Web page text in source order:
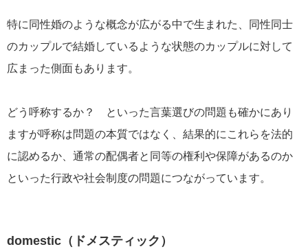
特に同性婚のような概念が広がる中で生まれた、同性同士
のカップルで結婚しているような状態のカップルに対して
広まった側面もあります。
どう呼称するか？ といった言葉選びの問題も確かにあり
ますが呼称は問題の本質ではなく、結果的にこれらを法的
に認めるか、通常の配偶者と同等の権利や保障があるのか
といった行政や社会制度の問題につながっています。
domestic（ドメスティック）